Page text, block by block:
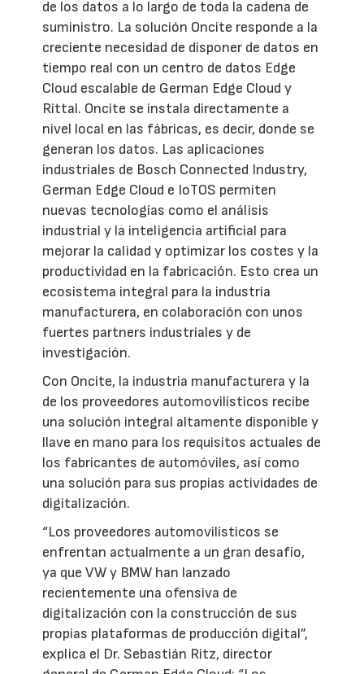
de los datos a lo largo de toda la cadena de
suministro. La solución Oncite responde a la
creciente necesidad de disponer de datos en
tiempo real con un centro de datos Edge
Cloud escalable de German Edge Cloud y
Rittal. Oncite se instala directamente a
nivel local en las fábricas, es decir, donde se
generan los datos. Las aplicaciones
industriales de Bosch Connected Industry,
German Edge Cloud e IoTOS permiten
nuevas tecnologías como el análisis
industrial y la inteligencia artificial para
mejorar la calidad y optimizar los costes y la
productividad en la fabricación. Esto crea un
ecosistema integral para la industria
manufacturera, en colaboración con unos
fuertes partners industriales y de
investigación.
Con Oncite, la industria manufacturera y la
de los proveedores automovilísticos recibe
una solución integral altamente disponible y
llave en mano para los requisitos actuales de
los fabricantes de automóviles, así como
una solución para sus propias actividades de
digitalización.
“Los proveedores automovilísticos se
enfrentan actualmente a un gran desafío,
ya que VW y BMW han lanzado
recientemente una ofensiva de
digitalización con la construcción de sus
propias plataformas de producción digital”,
explica el Dr. Sebastián Ritz, director